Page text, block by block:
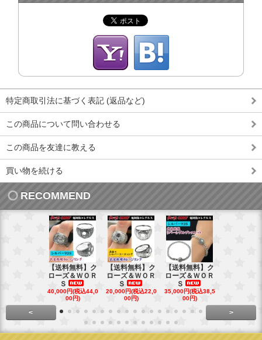
特定商取引法に基づく表記 (返品など)
この商品について問い合わせる
この商品を友達に教える
買い物を続ける
RECOMMEND
【送料無料】ク
ローズ＆ＷＯＲ
Ｓ
40,000円(税込44,0
00円)
【送料無料】ク
ローズ＆ＷＯＲ
Ｓ
20,000円(税込22,0
00円)
【送料無料】ク
ローズ＆ＷＯＲ
Ｓ
35,000円(税込38,5
00円)
< >